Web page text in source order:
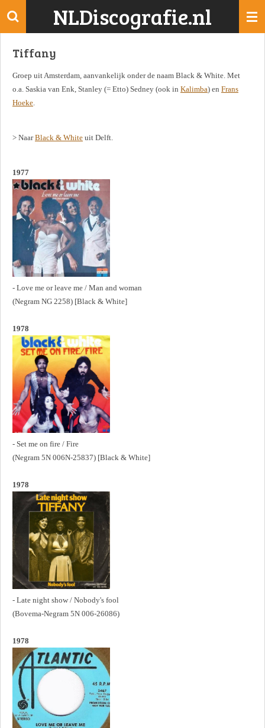
Ga
de
NLDiscografie.nl
Tiffany
Groep uit Amsterdam, aanvankelijk onder de naam Black & White. Met
o.a. Saskia van Enk, Stanley (= Etto) Sedney (ook in Kalimba) en Frans
Hoeke.
> NaarBlack & White uit Delft.
1977
- Love me or leave me / Man and woman
(Negram NG 2258) [Black & White]
1978
- Set me on fire / Fire
(Negram 5N 006N-25837) [Black & White]
1978
- Late night show / Nobody's fool
(Bovema-Negram 5N 006-26086)
1978